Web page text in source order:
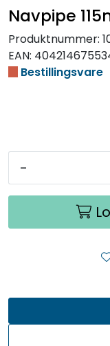
Navpipe
Produktnummer:
EAN:
Bestillingsvare
-